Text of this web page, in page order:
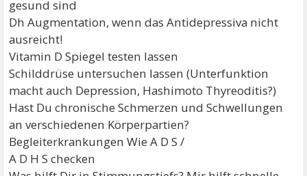
gesund sind
Dh Augmentation, wenn das Antidepressiva nicht
ausreicht!
Vitamin D Spiegel testen lassen
Schilddrüse untersuchen lassen (Unterfunktion
macht auch Depression, Hashimoto Thyreoditis?)
Hast Du chronische Schmerzen und Schwellungen
an verschiedenen Körperpartien?
Begleiterkrankungen Wie A D S /
A D H S checken